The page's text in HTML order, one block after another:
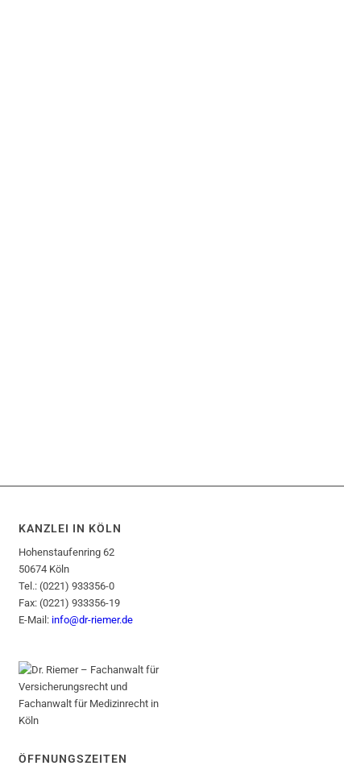
KANZLEI IN KÖLN
Hohenstaufenring 62
50674 Köln
Tel.: (0221) 933356-0
Fax: (0221) 933356-19
E-Mail: info@dr-riemer.de
ÖFFNUNGSZEITEN